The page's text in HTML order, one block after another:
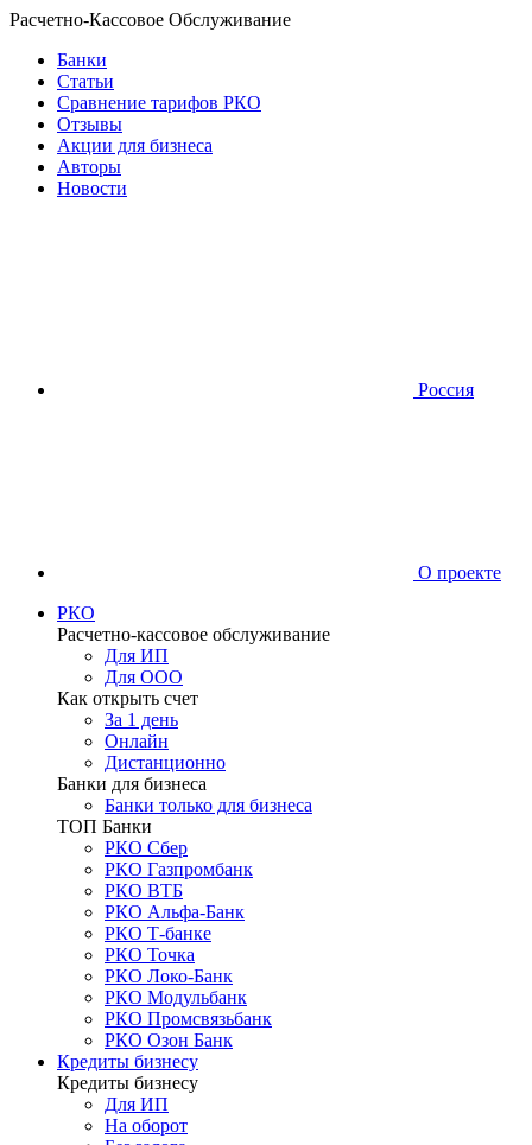
Расчетно-Кассовое Обслуживание
Банки
Статьи
Сравнение тарифов РКО
Отзывы
Акции для бизнеса
Авторы
Новости
Россия
О проекте
РКО
Расчетно-кассовое обслуживание
Для ИП
Для ООО
Как открыть счет
За 1 день
Онлайн
Дистанционно
Банки для бизнеса
Банки только для бизнеса
ТОП Банки
РКО Сбер
РКО Газпромбанк
РКО ВТБ
РКО Альфа-Банк
РКО Т-банке
РКО Точка
РКО Локо-Банк
РКО Модульбанк
РКО Промсвязьбанк
РКО Озон Банк
Кредиты бизнесу
Кредиты бизнесу
Для ИП
На оборот